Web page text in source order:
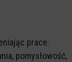
prace.
pomysłowość,